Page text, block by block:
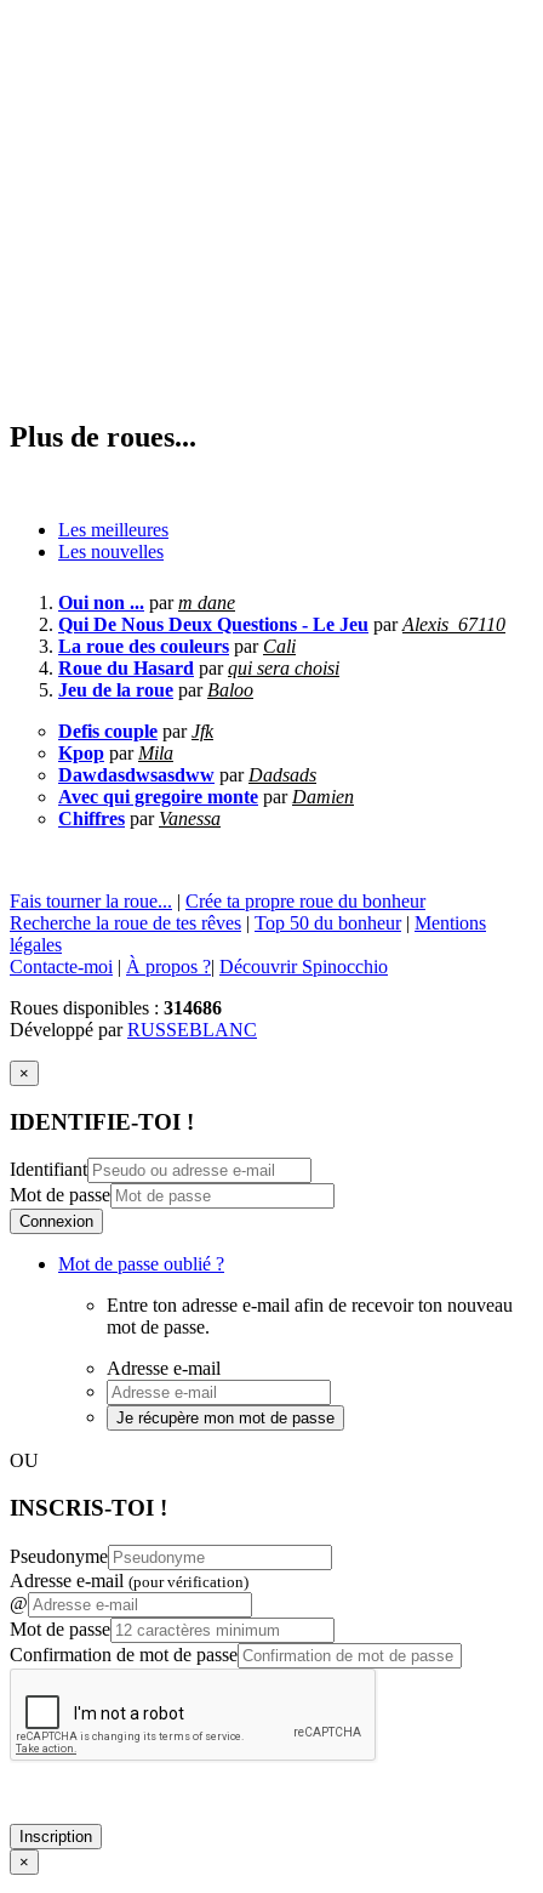
Plus de roues...
Les meilleures
Les nouvelles
Oui non ... parm dane
Qui De Nous Deux Questions - Le Jeu parAlexis_67110
La roue des couleurs par Cali
Roue du Hasard parqui sera choisi
Jeu de la roue par Baloo
Defis couple parJfk
Kpop par Mila
Dawdasdwsasdww par Dadsads
Avec qui gregoire monte par Damien
Chiffres par Vanessa
Fais tourner la roue... | Crée ta propre roue du bonheur
Recherche la roue de tes rêves | Top 50 du bonheur| Mentions
légales
Contacte-moi | À propos ?| Découvrir Spinocchio
Roues disponibles : 314686
Développé parRUSSEBLANC
×
IDENTIFIE-TOI !
Identifiant
Mot de passe
Connexion
Mot de passe oublié ?
Entre ton adresse e-mail afin de recevoir ton nouveau
mot de passe.
Adresse e-mail
Je récupère mon mot de passe
OU
INSCRIS-TOI !
Pseudonyme
Adresse e-mail (pour vérification)
@
Mot de passe
Confirmation de mot de passe
Inscription
×